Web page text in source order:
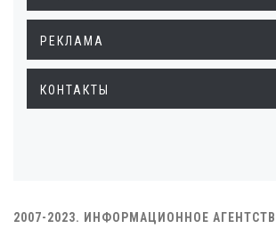
РЕКЛАМА
КОНТАКТЫ
2007-2023. ИНФОРМАЦИОННОЕ